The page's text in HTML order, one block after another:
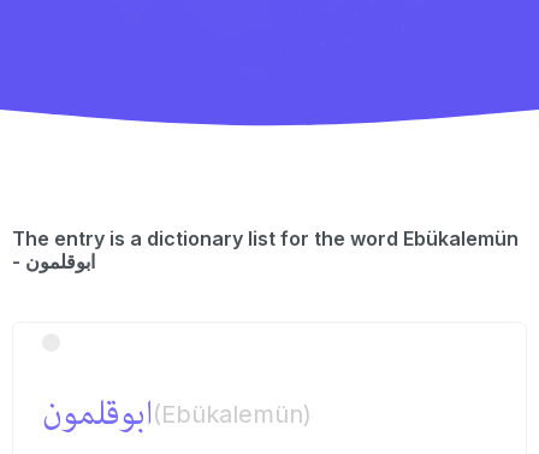
The entry is a dictionary list for the word Ebükalemün
- ابوقلمون
ابوقلمون(Ebükalemün)